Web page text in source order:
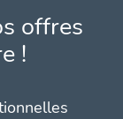
offres
!